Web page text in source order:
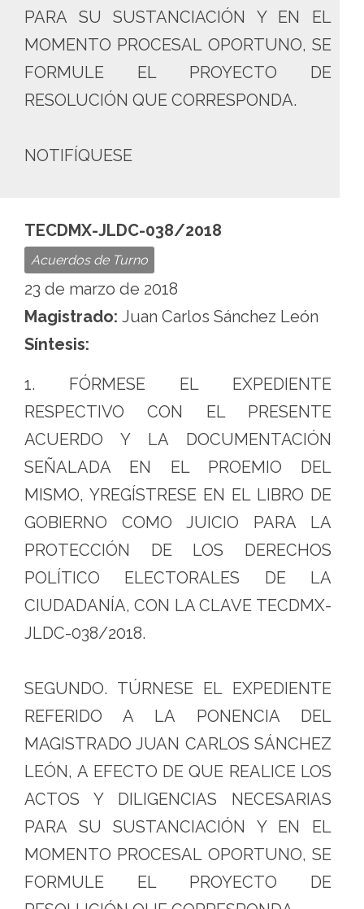
PARA SU SUSTANCIACIÓN Y EN EL
MOMENTO PROCESAL OPORTUNO, SE
FORMULE EL PROYECTO DE
RESOLUCIÓN QUE CORRESPONDA.
NOTIFÍQUESE
TECDMX-JLDC-038/2018
Acuerdos de Turno
23 de marzo de 2018
Magistrado: Juan Carlos Sánchez León
Síntesis:
1. FÓRMESE EL EXPEDIENTE
RESPECTIVO CON EL PRESENTE
ACUERDO Y LA DOCUMENTACIÓN
SEÑALADA EN EL PROEMIO DEL
MISMO, YREGÍSTRESE EN EL LIBRO DE
GOBIERNO COMO JUICIO PARA LA
PROTECCIÓN DE LOS DERECHOS
POLÍTICO ELECTORALES DE LA
CIUDADANÍA, CON LA CLAVE TECDMX-
JLDC-038/2018.
SEGUNDO. TÚRNESE EL EXPEDIENTE
REFERIDO A LA PONENCIA DEL
MAGISTRADO JUAN CARLOS SÁNCHEZ
LEÓN, A EFECTO DE QUE REALICE LOS
ACTOS Y DILIGENCIAS NECESARIAS
PARA SU SUSTANCIACIÓN Y EN EL
MOMENTO PROCESAL OPORTUNO, SE
FORMULE EL PROYECTO DE